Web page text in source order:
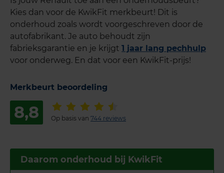
Kies dan voor de KwikFit merkbeurt! Dit is
onderhoud zoals wordt voorgeschreven door de
autofabrikant. Je auto behoudt zijn
fabrieksgarantie en je krijgt 1 jaar lang pechhulp
voor onderweg. En dat voor een KwikFit-prijs!
Merkbeurt beoordeling
8,8 Op basis van 744 reviews
Daarom onderhoud bij KwikFit